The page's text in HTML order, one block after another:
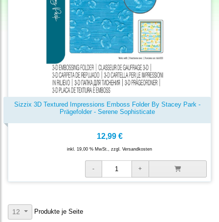
Sizzix 3D Textured Impressions Emboss Folder By Stacey Park -
Prägefolder - Serene Sophisticate
12,99 €
inkl. 19,00 % MwSt., zzgl. Versandkosten
12 Produkte je Seite